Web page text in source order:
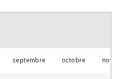
septembre octobre